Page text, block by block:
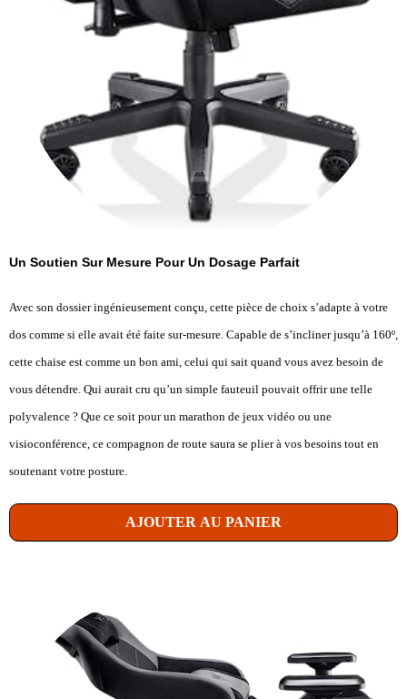
Un Soutien Sur Mesure Pour Un Dosage Parfait
Avec son dossier ingénieusement conçu, cette pièce de choix s’adapte à votre
dos comme si elle avait été faite sur-mesure. Capable de s’incliner jusqu’à 160º,
cette chaise est comme un bon ami, celui qui sait quand vous avez besoin de
vous détendre. Qui aurait cru qu’un simple fauteuil pouvait offrir une telle
polyvalence ? Que ce soit pour un marathon de jeux vidéo ou une
visioconférence, ce compagnon de route saura se plier à vos besoins tout en
soutenant votre posture.
AJOUTER AU PANIER